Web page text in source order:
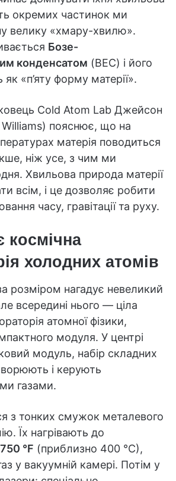
окремих частинок ми
велику «хмару-хвилю».
Бозе-
конденсатом (BEC) і його
«п’яту форму матерії».
Cold Atom Lab Джейсон
пояснює, що на
матерія поводиться
ніж усе, з чим ми
Хвильова природа матерії
всім, і це дозволяє робити
часу, гравітації та руху.
космічна
холодних атомів
розміром нагадує невеликий
всередині нього — ціла
атомної фізики,
модуля. У центрі
модуль, набір складних
і керують
газами.
з тонких смужок металевого
Їх нагрівають до
750 °F (приблизно 400 °C),
у вакуумній камері. Потім у